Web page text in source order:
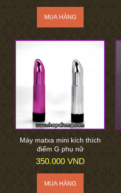
Máy matxa mini kích thích
điểm G phụ nữ
350.000 VND